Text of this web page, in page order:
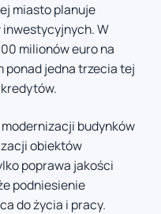
miasto planuje
W
milionów euro na
ponad jedna trzecia tej
budynków
obiektów
poprawa jakości
podniesienie
do życia i pracy.